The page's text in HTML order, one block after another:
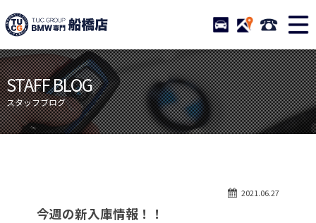
TUCグループ BMW専門 船
STOCK ACCESS 047-
ニュース
在庫リスト
目玉車両一覧
店舗紹介
保証＆サービス
アクセスマップ
自動車保険
STAFF BLOG
スタッフブログ
2021.06.27
今週の新入庫情報！！